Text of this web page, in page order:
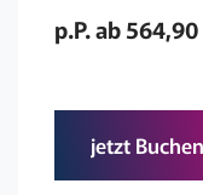
p.P. ab
jetzt Buchen